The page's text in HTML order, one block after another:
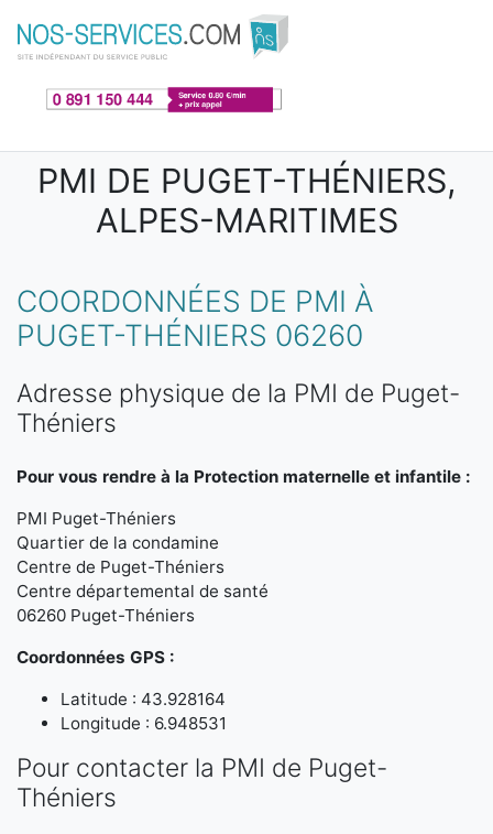
Aller au contenu principal
PMI DE PUGET-THÉNIERS,
ALPES-MARITIMES
COORDONNÉES DE PMI À
PUGET-THÉNIERS 06260
Adresse physique de la PMI de Puget-
Théniers
Pour vous rendre à la Protection maternelle et infantile :
PMI Puget-Théniers
Quartier de la condamine
Centre de Puget-Théniers
Centre départemental de santé
06260 Puget-Théniers
Coordonnées GPS :
Latitude : 43.928164
Longitude : 6.948531
Pour contacter la PMI de Puget-
Théniers